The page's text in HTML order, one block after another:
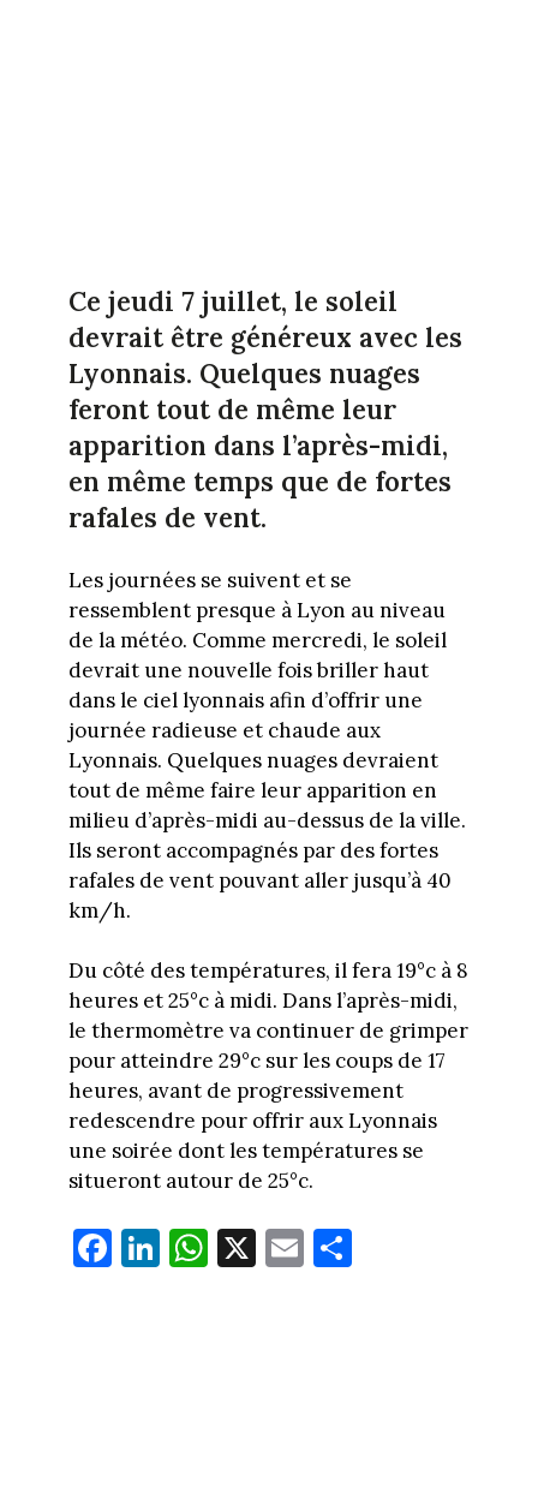
Ce jeudi 7 juillet, le soleil
devrait être généreux avec les
Lyonnais. Quelques nuages
feront tout de même leur
apparition dans l’après-midi,
en même temps que de fortes
rafales de vent.
Les journées se suivent et se
ressemblent presque à Lyon au niveau
de la météo. Comme mercredi, le soleil
devrait une nouvelle fois briller haut
dans le ciel lyonnais afin d’offrir une
journée radieuse et chaude aux
Lyonnais. Quelques nuages devraient
tout de même faire leur apparition en
milieu d’après-midi au-dessus de la ville.
Ils seront accompagnés par des fortes
rafales de vent pouvant aller jusqu’à 40
km/h.
Du côté des températures, il fera 19°c à 8
heures et 25°c à midi. Dans l’après-midi,
le thermomètre va continuer de grimper
pour atteindre 29°c sur les coups de 17
heures, avant de progressivement
redescendre pour offrir aux Lyonnais
une soirée dont les températures se
situeront autour de 25°c.
Fa
ce
Li
nk
W
ha
X E
m
Pa
rt